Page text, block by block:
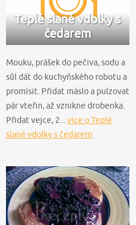
Teplé slané vdolky s
čedarem
Mouku, prášek do pečiva, sodu a
sůl dát do kuchyňského robotu a
promísit. Přidat máslo a pulzovat
pár vteřin, až vznikne drobenka.
Přidat vejce, 2... více o Teplé
slané vdolky s čedarem